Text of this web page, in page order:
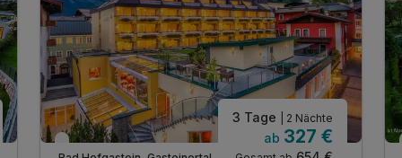
Verfügbar bis November
3 Tage | 2 Nächte
ab 327 €